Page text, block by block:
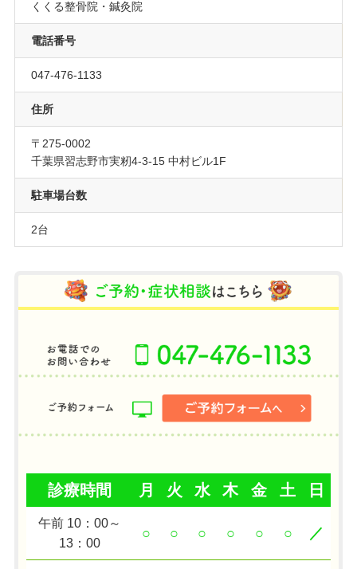
くくる整骨院・鍼灸院
電話番号
047-476-1133
住所
〒275-0002
千葉県習志野市実籾4-3-15 中村ビル1F
駐車場台数
2台
診療時間 月 火 水 木 金 土 日
午前 10：00～
13：00
○ ○ ○ ○ ○ ○ ／